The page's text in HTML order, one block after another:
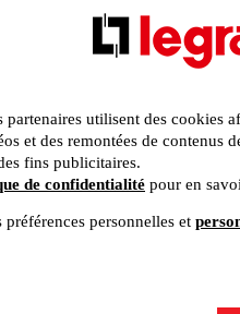
partenaires utilisent des cookies
et des remontées de contenus
fins publicitaires.
de confidentialité pour en
personnelles et